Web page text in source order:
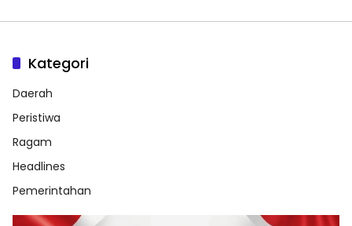
Kategori
Daerah
Peristiwa
Ragam
Headlines
Pemerintahan